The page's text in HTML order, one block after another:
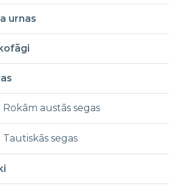
urnas
Rokām austās segas
Tautiskās segas